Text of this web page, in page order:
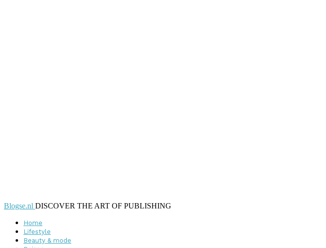
Blogse.nl DISCOVER THE ART OF PUBLISHING
Home
Lifestyle
Beauty & mode